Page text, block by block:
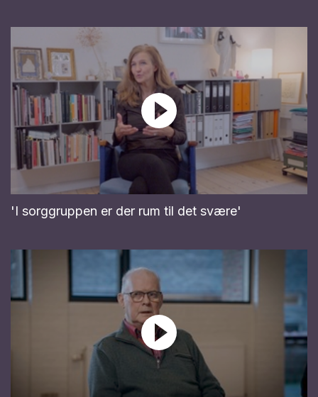
'I sorggruppen er der rum til det svære'